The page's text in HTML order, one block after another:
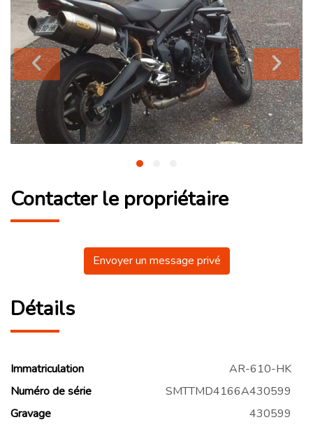
Contacter le propriétaire
Envoyer un message privé
Détails
Immatriculation
AR-610-HK
Numéro de série
SMTTMD4166A430599
Gravage
430599